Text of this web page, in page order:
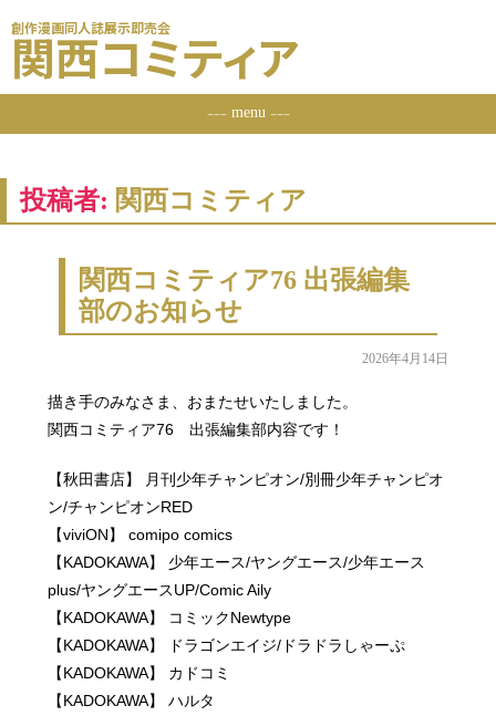
創作漫画同人誌展示即売会
関西コミティア
ーーーmenu ーーー
投稿者: 関西コミティア
関西コミティア76 出張編集
部のお知らせ
2026年4月14日
描き手のみなさま、おまたせいたしました。
関西コミティア76 出張編集部内容です！
【秋田書店】 月刊少年チャンピオン/別冊少年チャンピオ
ン/チャンピオンRED
【viviON】 comipo comics
【KADOKAWA】 少年エース/ヤングエース/少年エース
plus/ヤングエースUP/Comic Aily
【KADOKAWA】 コミックNewtype
【KADOKAWA】 ドラゴンエイジ/ドラドラしゃーぷ
【KADOKAWA】 カドコミ
【KADOKAWA】 ハルタ